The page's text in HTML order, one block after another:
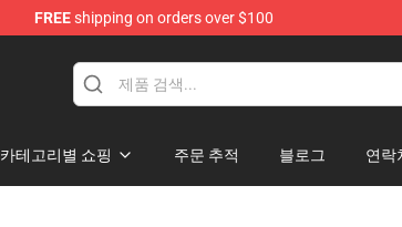
FREEshipping on orders over $100
카테고리별 쇼핑 주문 추적 블로그 연락